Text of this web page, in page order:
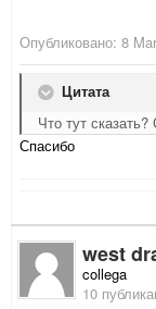
Опубликовано: 8
Цитата
Что тут
Спасибо
west
collega
10